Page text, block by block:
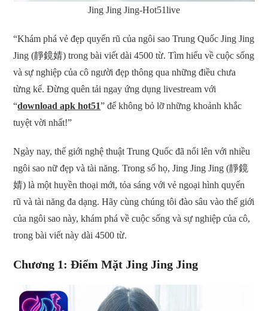
Jing Jing Jing-Hot51live
“Khám phá vẻ đẹp quyến rũ của ngôi sao Trung Quốc Jing Jing
Jing (靜鏡婧) trong bài viết dài 4500 từ. Tìm hiểu về cuộc sống
và sự nghiệp của cô người đẹp thông qua những điều chưa
từng kể. Đừng quên tải ngay ứng dụng livestream với
“download apk hot51” để không bỏ lỡ những khoảnh khắc
tuyệt vời nhất!”
Ngày nay, thế giới nghệ thuật Trung Quốc đã nổi lên với nhiều
ngôi sao nữ đẹp và tài năng. Trong số họ, Jing Jing Jing (靜鏡
婧) là một huyền thoại mới, tỏa sáng với vẻ ngoại hình quyến
rũ và tài năng đa dạng. Hãy cùng chúng tôi đào sâu vào thế giới
của ngôi sao này, khám phá về cuộc sống và sự nghiệp của cô,
trong bài viết này dài 4500 từ.
Chương 1: Điểm Mặt Jing Jing Jing